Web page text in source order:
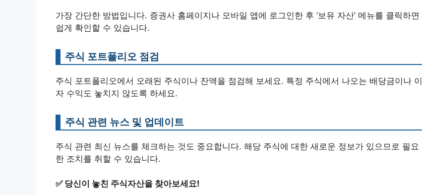
가장 간단한 방법입니다. 증권사 홈페이지나 모바일 앱에 로그인한 후 ‘보유 자산’ 메뉴를 클릭하면
쉽게 확인할 수 있습니다.
주식 포트폴리오 점검
주식 포트폴리오에서 오래된 주식이나 잔액을 점검해 보세요. 특정 주식에서 나오는 배당금이나 이
자 수익도 놓치지 않도록 하세요.
주식 관련 뉴스 및 업데이트
주식 관련 최신 뉴스를 체크하는 것도 중요합니다. 해당 주식에 대한 새로운 정보가 있으므로 필요
한 조치를 취할 수 있습니다.
✅ 당신이 놓친 주식자산을 찾아보세요!